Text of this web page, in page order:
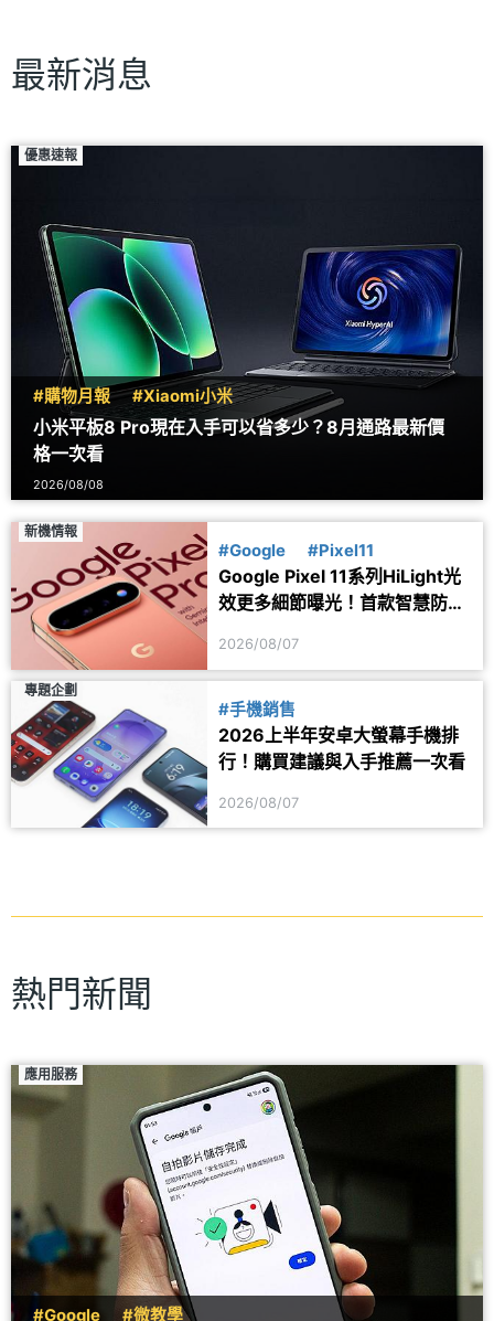
最新消息
優惠速報
#購物月報 #Xiaomi小米
小米平板8 Pro現在入手可以省多少？8月通路最新價
格一次看
2026/08/08
新機情報
#Google #Pixel11
Google Pixel 11系列HiLight光
效更多細節曝光！首款智慧防丟
2026/08/07
專題企劃
#手機銷售
2026上半年安卓大螢幕手機排
行！購買建議與入手推薦一次看
2026/08/07
熱門新聞
應用服務
#Google #微教學